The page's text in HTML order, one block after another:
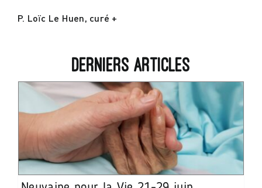
P. Loïc Le Huen, curé +
Derniers articles